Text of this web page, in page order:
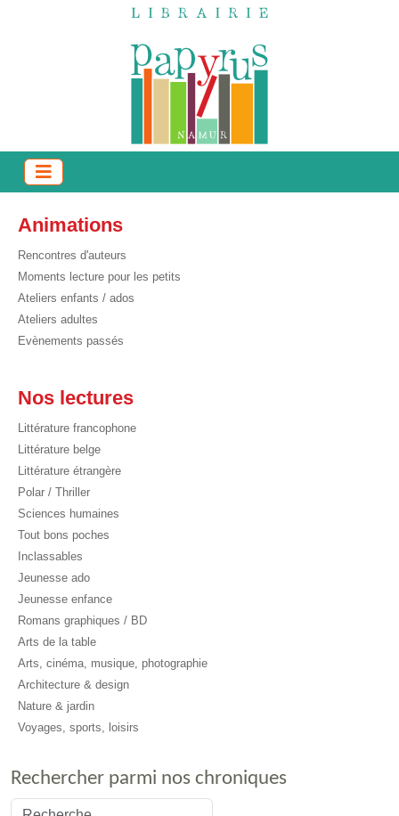
Animations
Rencontres d'auteurs
Moments lecture pour les petits
Ateliers enfants / ados
Ateliers adultes
Evènements passés
Nos lectures
Littérature francophone
Littérature belge
Littérature étrangère
Polar / Thriller
Sciences humaines
Tout bons poches
Inclassables
Jeunesse ado
Jeunesse enfance
Romans graphiques / BD
Arts de la table
Arts, cinéma, musique, photographie
Architecture & design
Nature & jardin
Voyages, sports, loisirs
Rechercher parmi nos chroniques
Valider